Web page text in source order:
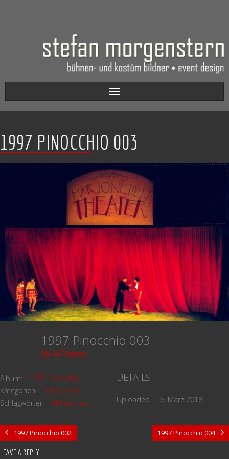
Aktuell
Werkverzeichnis
Biografie
1997 PINOCCHIO 003
1997 Pinocchio 003
SM-WPAdmin
Album:
1997_Pinocchio
Kategorien:
Schauspiel
Schlagwörter:
#Pinocchio
DETAILS
Uploaded 6. März 2018
1997 Pinocchio 002 1997 Pinocchio 004
LEAVE A REPLY